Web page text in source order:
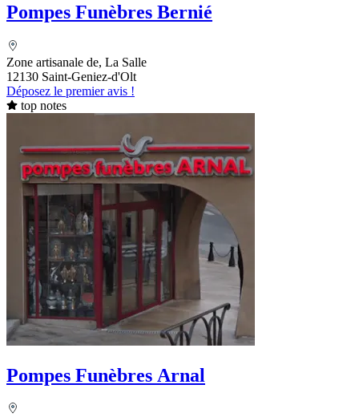
Pompes Funèbres Bernié
Zone artisanale de, La Salle
12130 Saint-Geniez-d'Olt
Déposez le premier avis !
top notes
Pompes Funèbres Arnal